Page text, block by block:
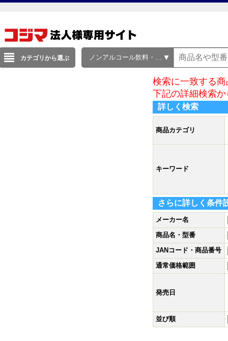
カテゴリから選ぶ ノンアルコール飲料・甘酒
検索に一致する
下記の詳細検索
詳しく検索
商品カテゴリ
キーワード
さらに詳しく条件
メーカー名
商品名・型番
JANコード・商品番号
通常価格範囲
発売日
並び順